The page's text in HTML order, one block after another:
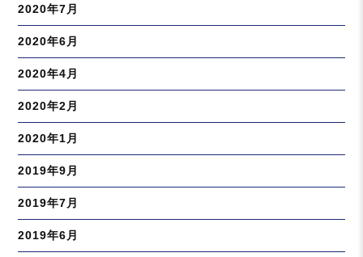
2020年7月
2020年6月
2020年4月
2020年2月
2020年1月
2019年9月
2019年7月
2019年6月